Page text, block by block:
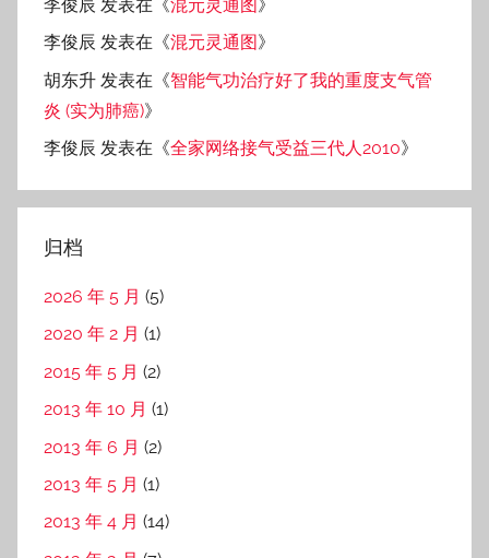
李俊辰 发表在《混元灵通图》
李俊辰 发表在《混元灵通图》
胡东升 发表在《智能气功治疗好了我的重度支气管
炎 (实为肺癌)》
李俊辰 发表在《全家网络接气受益三代人2010》
归档
2026 年 5 月 (5)
2020 年 2 月 (1)
2015 年 5 月 (2)
2013 年 10 月 (1)
2013 年 6 月 (2)
2013 年 5 月 (1)
2013 年 4 月 (14)